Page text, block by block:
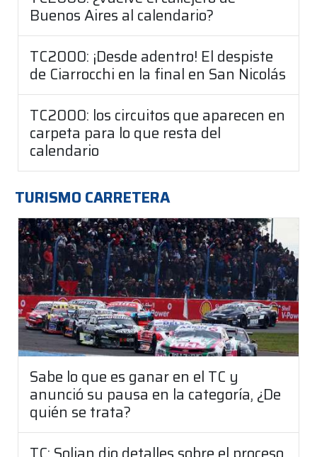
Buenos Aires al calendario?
TC2000: ¡Desde adentro! El despiste
de Ciarrocchi en la final en San Nicolás
TC2000: los circuitos que aparecen en
carpeta para lo que resta del
calendario
TURISMO CARRETERA
Sabe lo que es ganar en el TC y
anunció su pausa en la categoría, ¿De
quién se trata?